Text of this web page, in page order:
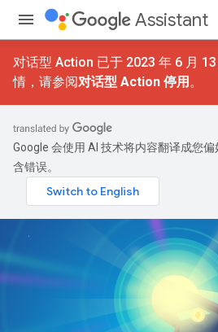
Assistant
对话型 Action 已于 2023 年 6 月
情，请参阅对话型 Action 停用 。
Google 会使用 AI 技术将内容翻译成您
含错误。